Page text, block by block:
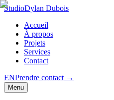
StudioDylan Dubois
Accueil
À propos
Projets
Services
Contact
ENPrendre contact →
Menu